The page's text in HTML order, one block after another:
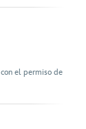
el permiso de